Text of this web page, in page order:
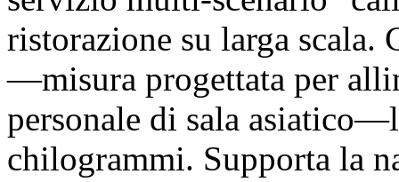
ristorazione su larga scala.
—misura progettata per
personale di sala
chilogrammi. Supporta la